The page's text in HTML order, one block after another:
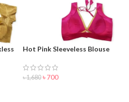
Hot Pink Sleeveless Blouse
৳1,680 ৳700